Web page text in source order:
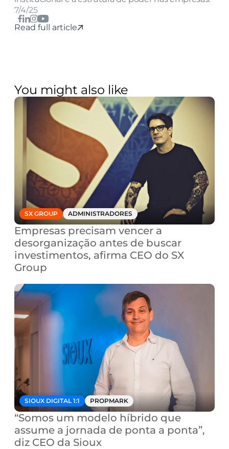
7/4/25
Read full article
You might also like
SX GROUP ADMINISTRADORES
Empresas precisam vencer a
desorganização antes de buscar
investimentos, afirma CEO do SX
Group
SIOUX DIGITAL 1:1 PROPMARK
“Somos um modelo híbrido que
assume a jornada de ponta a ponta”,
diz CEO da Sioux